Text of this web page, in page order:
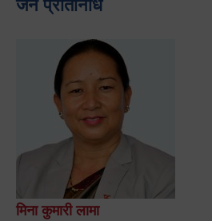
जन प्रतिनिधि
मिना कुमारी लामा